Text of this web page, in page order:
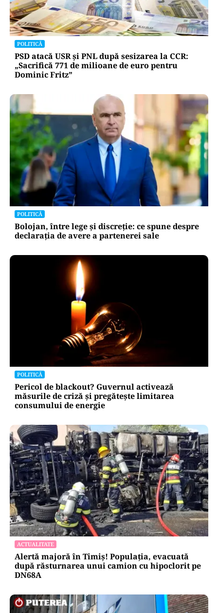
ACTUALITATE
Două azi, două mâine: de ce barjele nu sunt
scufundate toate odată în Dunăre? Explicația
autorităților
POLITICĂ
PSD atacă USR și PNL după sesizarea la CCR:
„Sacrifică 771 de milioane de euro pentru
Dominic Fritz”
Bolojan, între lege și discreție: ce spune despre
declarația de avere a partenerei sale
POLITICĂ
Pericol de blackout? Guvernul activează
măsurile de criză și pregătește limitarea
consumului de energie